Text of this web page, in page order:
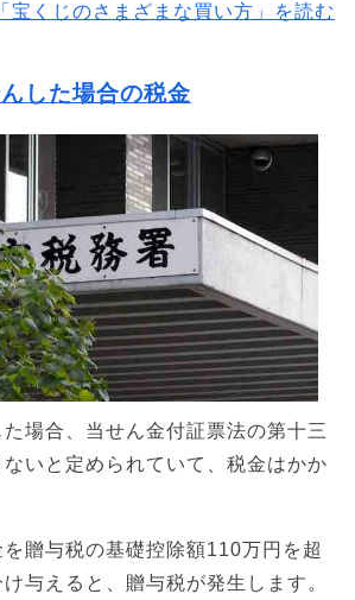
「宝くじのさまざまな買い方」を読む
した場合の税金
場合、当せん金付証票法の第十三
いと定められていて、税金はかか
贈与税の基礎控除額110万円を超
与えると、贈与税が発生します。